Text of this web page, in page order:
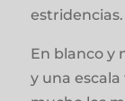
estridencias.
En blanco y
y una